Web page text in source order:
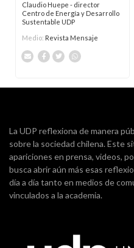
Claudio Huepe - director
Centro de Energía y Desarrollo
Sustentable UDP
Medio: Revista Mensaje
La UDP reflexiona de manera
sobre la sociedad chilena. Este
apariciones en prensa, videos,
busca abrir aún más esas
día a día tanto en medios de
vinculados a la academia.